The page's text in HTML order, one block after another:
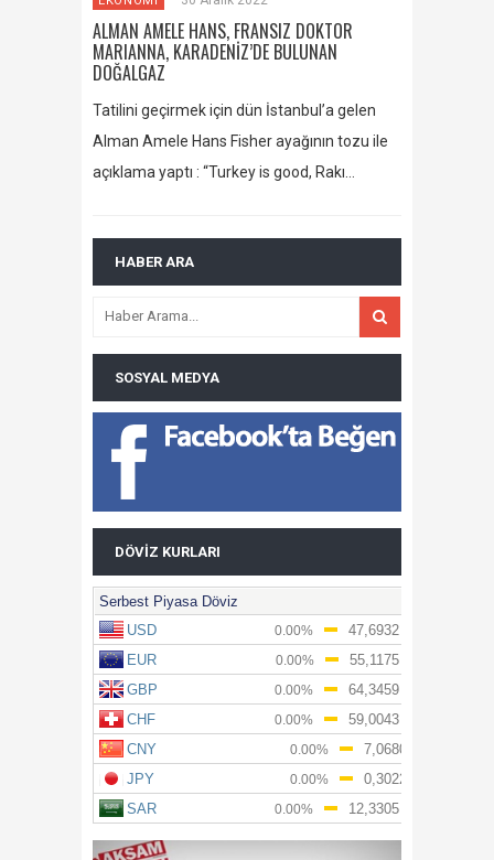
ALMAN AMELE HANS, FRANSIZ DOKTOR
MARIANNA, KARADENİZ’DE BULUNAN
DOĞALGAZ
Tatilini geçirmek için dün İstanbul’a gelen
Alman Amele Hans Fisher ayağının tozu ile
açıklama yaptı : “Turkey is good, Rakı…
HABER ARA
SOSYAL MEDYA
DÖVIZ KURLARI